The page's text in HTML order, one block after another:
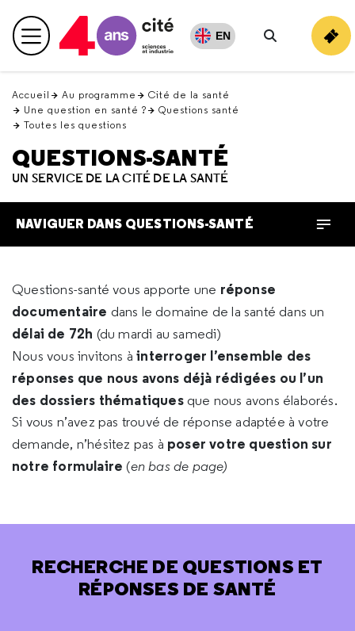
en
haut Menu principal EN
Rechercher
Accueil Au programme
Cité de la santé
Une question en santé ?
Questions santé
Toutes les questions
QUESTIONS-SANTÉ
UN SERVICE DE LA CITÉ DE LA SANTÉ
NAVIGUER DANS QUESTIONS-SANTÉ
Questions-santé vous apporte une réponse
documentaire dans le domaine de la santé dans un
délai de 72h (du mardi au samedi)
Nous vous invitons àinterroger l’ensemble des
réponses que nous avons déjà rédigées ou l’un
des dossiers thématiques que nous avons élaborés.
Si vous n’avez pas trouvé de réponse adaptée à votre
demande, n’hésitez pas à poser votre question sur
notre formulaire (en bas de page)
RECHERCHE DE QUESTIONS ET
RÉPONSES DE SANTÉ